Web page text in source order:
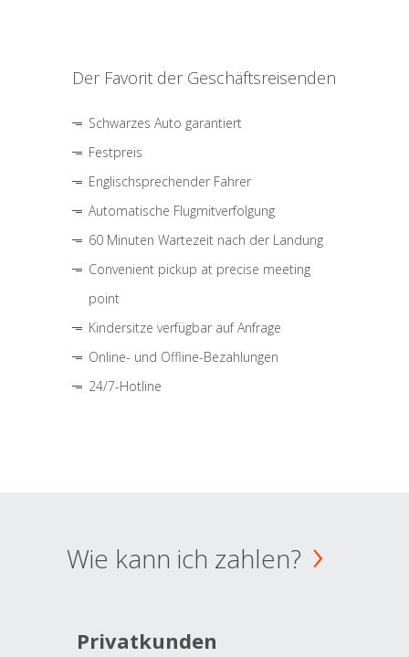
Der Favorit der Geschäftsreisenden
Schwarzes Auto garantiert
Festpreis
Englischsprechender Fahrer
Automatische Flugmitverfolgung
60 Minuten Wartezeit nach der Landung
Convenient pickup at precise meeting
point
Kindersitze verfügbar auf Anfrage
Online- und Offline-Bezahlungen
24/7-Hotline
Wie kann ich zahlen?
Privatkunden